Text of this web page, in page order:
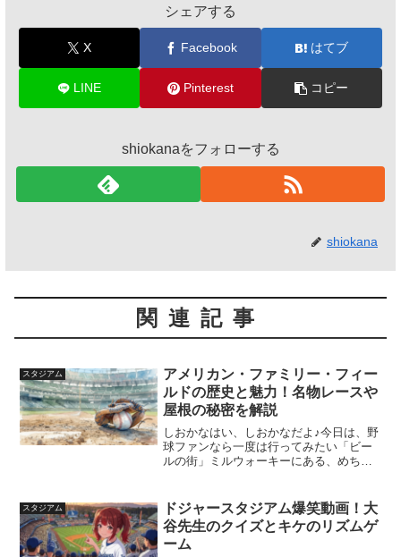
シェアする
X Facebook はてブ
LINE Pinterest コピー
shiokanaをフォローする
shiokana
関連記事
スタジアム
アメリカン・ファミリー・フィー
ルドの歴史と魅力！名物レースや
屋根の秘密を解説
しおかなはい、しおかなだよ♪今日は、野
球ファンなら一度は行ってみたい「ビー
ルの街」ミルウォーキーにある、めちゃ
合中にソーセージが走ったり……。知れ
ば知るほど愛着がわく、...
スタジアム
ドジャースタジアム爆笑動画！大
谷先生のクイズとキケのリズムゲ
ーム